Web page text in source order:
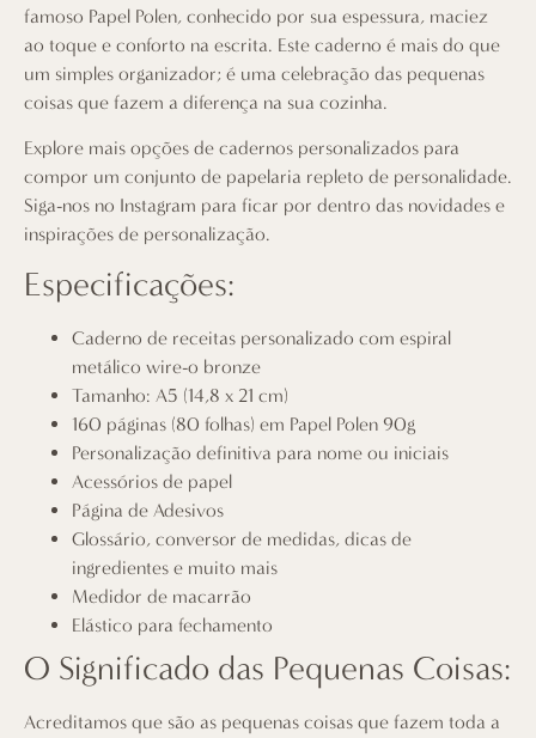
famoso Papel Polen, conhecido por sua espessura, maciez
ao toque e conforto na escrita. Este caderno é mais do que
um simples organizador; é uma celebração das pequenas
coisas que fazem a diferença na sua cozinha.
Explore mais opções de cadernos personalizados para
compor um conjunto de papelaria repleto de personalidade.
Siga-nos no Instagram para ficar por dentro das novidades e
inspirações de personalização.
Especificações:
Caderno de receitas personalizado com espiral
metálico wire-o bronze
Tamanho: A5 (14,8 x 21 cm)
160 páginas (80 folhas) em Papel Polen 90g
Personalização definitiva para nome ou iniciais
Acessórios de papel
Página de Adesivos
Glossário, conversor de medidas, dicas de
ingredientes e muito mais
Medidor de macarrão
Elástico para fechamento
O Significado das Pequenas Coisas:
Acreditamos que são as pequenas coisas que fazem toda a